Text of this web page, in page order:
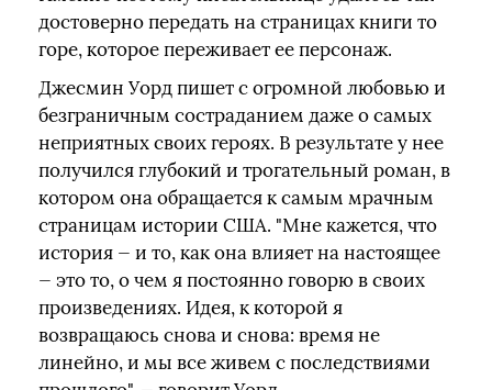
достоверно передать на страницах книги то
горе, которое переживает ее персонаж.
Джесмин Уорд пишет с огромной любовью и
безграничным состраданием даже о самых
неприятных своих героях. В результате у нее
получился глубокий и трогательный роман, в
котором она обращается к самым мрачным
страницам истории США. "Мне кажется, что
история — и то, как она влияет на настоящее
— это то, о чем я постоянно говорю в своих
произведениях. Идея, к которой я
возвращаюсь снова и снова: время не
линейно, и мы все живем с последствиями